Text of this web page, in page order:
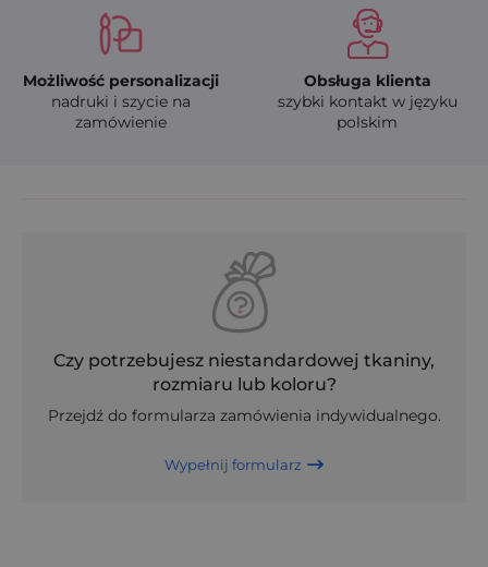
Możliwość personalizacji
nadruki i szycie na
zamówienie
Obsługa klienta
szybki kontakt w języku
polskim
Czy potrzebujesz niestandardowej tkaniny,
rozmiaru lub koloru?
Przejdź do formularza zamówienia indywidualnego.
Wypełnij formularz